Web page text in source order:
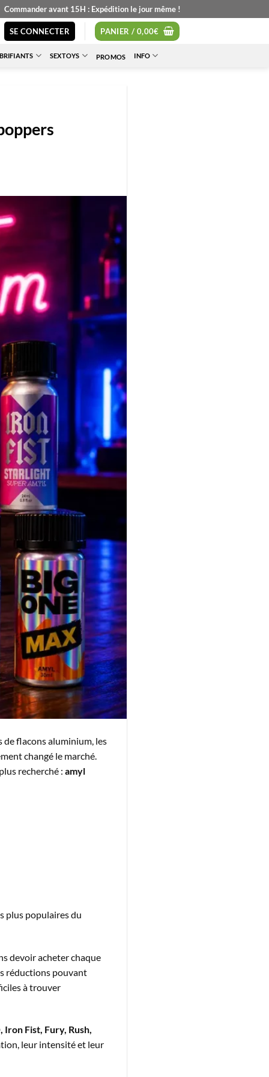
Commander avant 15H : Expédition le jour même !
SE CONNECTER PANIER / 0,00€
SEXTOYS PROMOS INFO
de flacons aluminium, les
changé le marché.
recherché : amyl
plus populaires du
devoir acheter chaque
réductions pouvant
à trouver
Iron Fist, Fury, Rush,
leur intensité et leur